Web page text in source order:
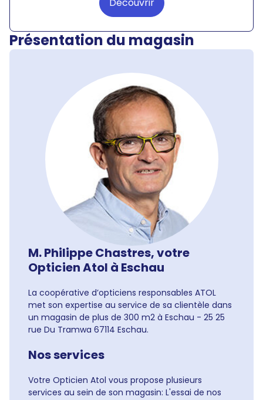
Présentation du magasin
M. Philippe Chastres, votre
Opticien Atol à Eschau
La coopérative d’opticiens responsables ATOL
met son expertise au service de sa clientèle dans
un magasin de plus de 300 m2 à Eschau - 25 25
rue Du Tramwa 67114 Eschau.
Nos services
Votre Opticien Atol vous propose plusieurs
services au sein de son magasin: L'essai de nos